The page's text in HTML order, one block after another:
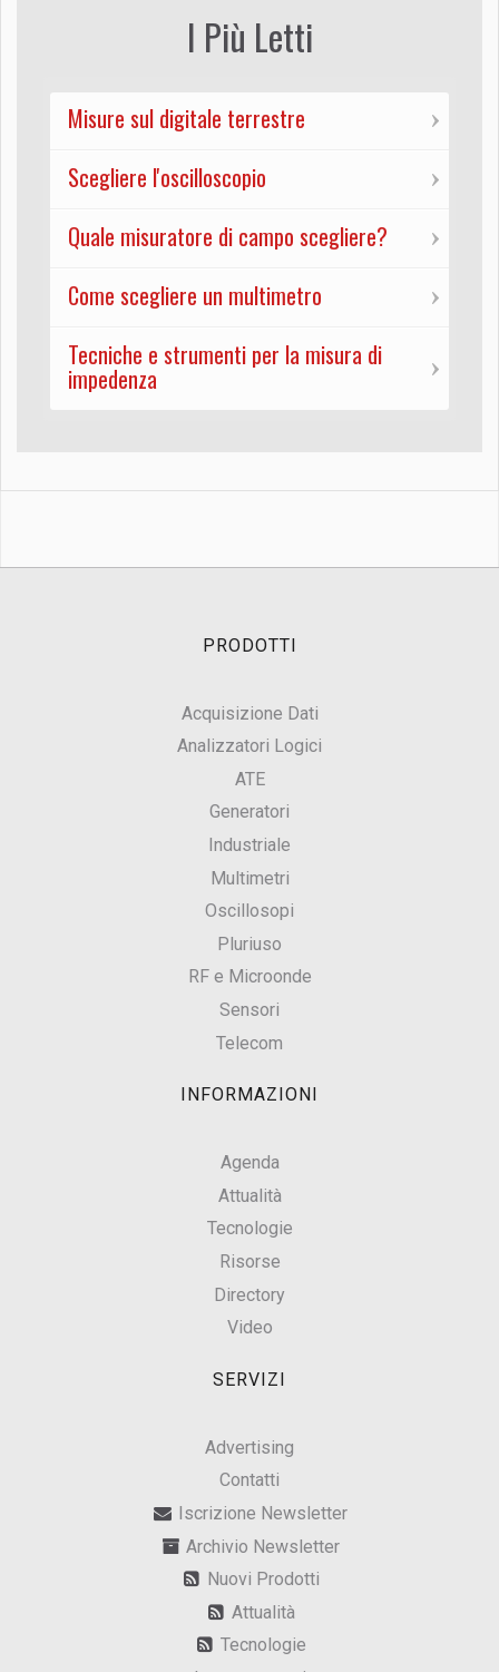
I Più Letti
Misure sul digitale terrestre
Scegliere l'oscilloscopio
Quale misuratore di campo scegliere?
Come scegliere un multimetro
Tecniche e strumenti per la misura di
impedenza
PRODOTTI
Acquisizione Dati
Analizzatori Logici
ATE
Generatori
Industriale
Multimetri
Oscillosopi
Pluriuso
RF e Microonde
Sensori
Telecom
INFORMAZIONI
Agenda
Attualità
Tecnologie
Risorse
Directory
Video
SERVIZI
Advertising
Contatti
Iscrizione Newsletter
Archivio Newsletter
Nuovi Prodotti
Attualità
Tecnologie